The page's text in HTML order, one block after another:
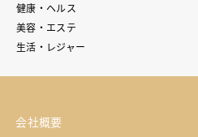
健康・ヘルス
美容・エステ
生活・レジャー
会社概要